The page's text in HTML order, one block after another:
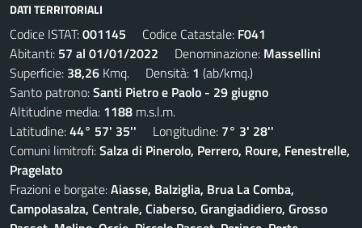
DATI TERRITORIALI
Codice ISTAT:001145 Codice Catastale: F041
Abitanti: 57 al 01/01/2022 Denominazione: Massellini
Superficie: 38,26 Kmq. Densità: 1 (ab/kmq.)
Santo patrono:Santi Pietro e Paolo - 29 giugno
Altitudine media: 1188 m.s.l.m.
Latitudine:44° 57' 35'' Longitudine: 7° 3' 28''
Comuni limitrofi:Salza di Pinerolo, Perrero, Roure, Fenestrelle,
Pragelato
Frazioni e borgate:Aiasse, Balziglia, Brua La Comba,
Campolasalza, Centrale, Ciaberso, Grangiadidiero, Grosso